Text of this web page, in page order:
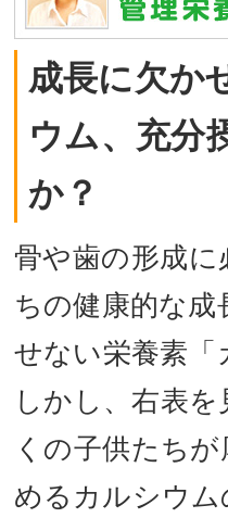
成長に欠か
ウム、充分
か？
骨や歯の形成に
ちの健康的な
せない栄養素「
しかし、右表
くの子供たち
めるカルシウム